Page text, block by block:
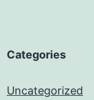
Categories
Uncategorized